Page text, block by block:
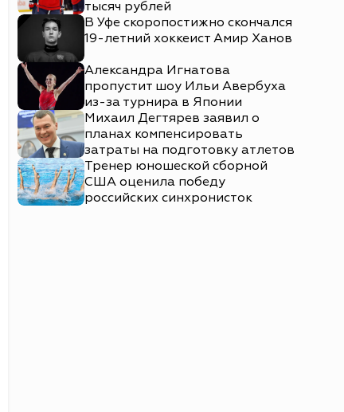
тысяч рублей
В Уфе скоропостижно скончался
19-летний хоккеист Амир Ханов
Александра Игнатова
пропустит шоу Ильи Авербуха
из-за турнира в Японии
Михаил Дегтярев заявил о
планах компенсировать
затраты на подготовку атлетов
Тренер юношеской сборной
США оценила победу
российских синхронисток